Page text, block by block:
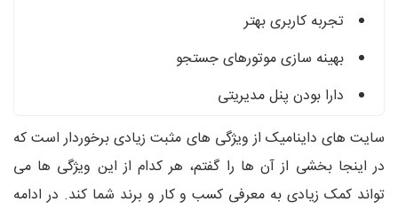
تجربه کاربری بهتر
بهینه سازی موتورهای جستجو
دارا بودن پنل مدیریتی
سایت های داینامیک از ویژگی های مثبت زیادی برخوردار است که
در اینجا بخشی از آن ها را گفتم، هر کدام از این ویژگی ها می
تواند کمک زیادی به معرفی کسب و کار و برند شما کند. در ادامه